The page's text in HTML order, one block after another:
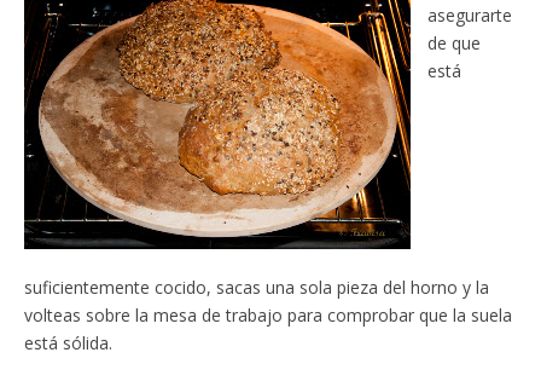
asegurarte
de que
está
suficientemente cocido, sacas una sola pieza del horno y la
volteas sobre la mesa de trabajo para comprobar que la suela
está sólida.